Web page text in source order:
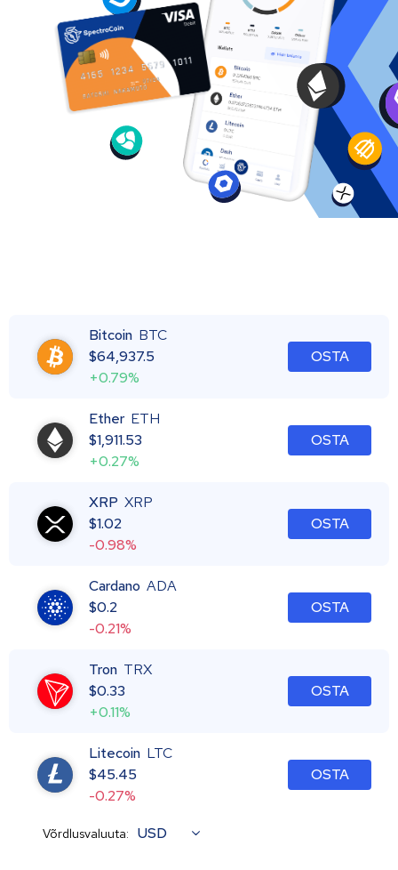
Bitcoin BTC
$64,937.5
+0.79%
OSTA
Ether ETH
$1,911.53
+0.27%
OSTA
XRP XRP
$1.02
-0.98%
OSTA
Cardano ADA
$0.2
-0.21%
OSTA
Tron TRX
$0.33
+0.11%
OSTA
Litecoin LTC
$45.45
-0.27%
OSTA
Võrdlusvaluuta: USD